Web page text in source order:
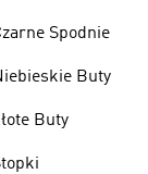
Spodnie
Buty
Buty